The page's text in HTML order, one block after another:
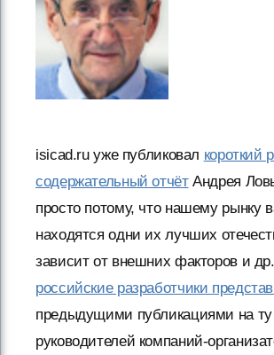
isicad.ru уже публиковал короткий
содержательный отчётАндрея
просто потому, что нашему рынку
находятся одни их лучших
зависит от внешних факторов и
российские разработчики
предыдущими публикациями на
руководителей компаний-